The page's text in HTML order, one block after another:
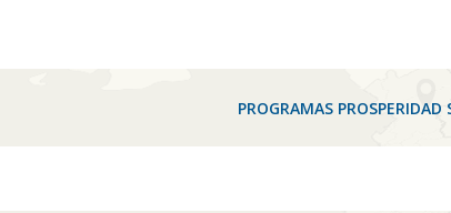
PROGRAMAS PROSPERIDAD